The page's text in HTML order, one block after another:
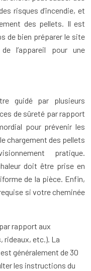
risques d’incendie, et
des pellets. Il est
de bien préparer le site
l’appareil pour une
guidé par plusieurs
de sûreté par rapport
pour prévenir les
chargement des pellets
pratique.
doit être prise en
de la pièce. Enfin,
si votre cheminée
rapport aux
rideaux, etc.). La
généralement de 30
les instructions du